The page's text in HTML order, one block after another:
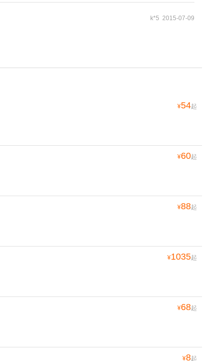
k*5 2015-07-09
¥54起
¥60起
¥88起
¥1035起
¥68起
¥8起